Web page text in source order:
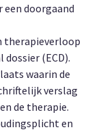
doorgaand
therapieverloop
(ECD).
waarin de
verslag
de therapie.
en